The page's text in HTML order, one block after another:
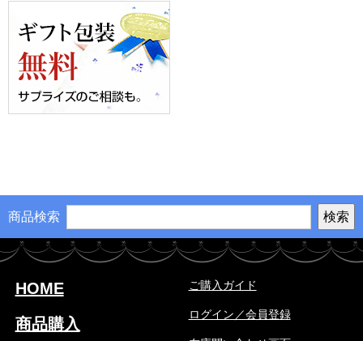
商品検索
HOME
商品購入
ご購入ガイド
ログイン／会員登録